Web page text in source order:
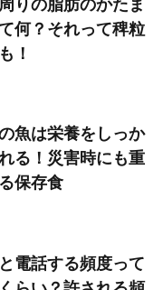
何？それって稗粒
！
魚は栄養をしっか
る！災害時にも重
保存食
電話する頻度って